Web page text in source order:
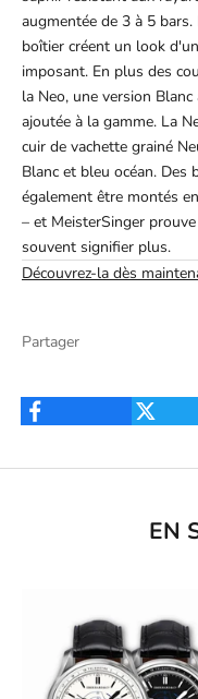
augmentée de 3 à 5
boîtier créent un look
imposant. En plus des
la Neo, une version
ajoutée à la gamme. La
cuir de vachette grainé
Blanc et bleu océan. Des
également être montés
– et MeisterSinger
souvent signifier plus.
Découvrez-la dès
Partager
EN